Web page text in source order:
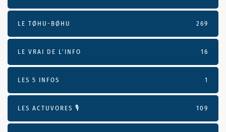
LE TØHU-BØHU 269
LE VRAI DE L’INFO 16
LES 5 INFOS 1
LES ACTUVORES 🎙 109